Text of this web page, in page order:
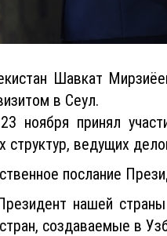
Шавкат
в Сеул.
ноября принял
структур, ведущих
послание
нашей
создаваемые в